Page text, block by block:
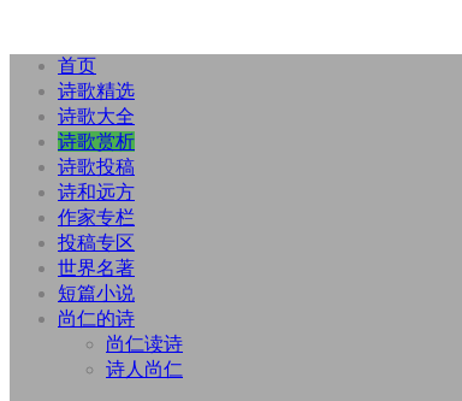
首页
诗歌精选
诗歌大全
诗歌赏析
诗歌投稿
诗和远方
作家专栏
投稿专区
世界名著
短篇小说
尚仁的诗
尚仁读诗
诗人尚仁